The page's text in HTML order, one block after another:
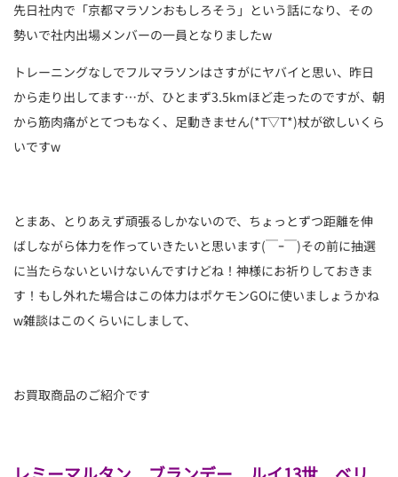
先日社内で「京都マラソンおもしろそう」という話になり、その
勢いで社内出場メンバーの一員となりましたw
トレーニングなしでフルマラソンはさすがにヤバイと思い、昨日
から走り出してます…が、ひとまず3.5kmほど走ったのですが、朝
から筋肉痛がとてつもなく、足動きません(*T▽T*)杖が欲しいくら
いですw
とまあ、とりあえず頑張るしかないので、ちょっとずつ距離を伸
ばしながら体力を作っていきたいと思います(￣ｰ￣)その前に抽選
に当たらないといけないんですけどね！神様にお祈りしておきま
す！もし外れた場合はこの体力はポケモンGOに使いましょうかね
w雑談はこのくらいにしまして、
お買取商品のご紹介です